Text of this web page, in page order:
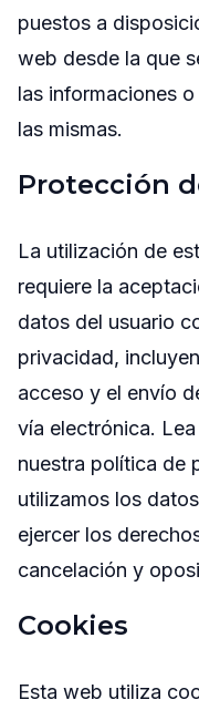
puestos a
web desde la que
las informaciones
las mismas.
Protección
La utilización de
requiere la
datos del usuario
privacidad,
acceso y el envío
vía electrónica.
nuestra política de
utilizamos los
ejercer los
cancelación y
Cookies
Esta web utiliza